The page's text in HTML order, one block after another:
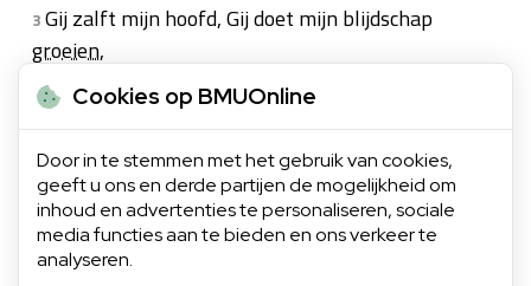
3Gij zalft mijn hoofd, Gij doet mijn blijdschap
groeien,
En van Uw heil mijn beker overvloeien,
Het zalig goed, mij door Uw gunst gegeven,
Verlaat mij niet, maar volgt mij al mijn leven.
Zodat ik in het heilig huis des Heeren,
Een lange reeks van dagen, blijfverkeren.
Cookies op BMUOnline
Door in te stemmen met het gebruik van cookies,
geeft u ons en derde partijen de mogelijkheid om
inhoud en advertenties te personaliseren, sociale
media functies aan te bieden en ons verkeer te
analyseren.